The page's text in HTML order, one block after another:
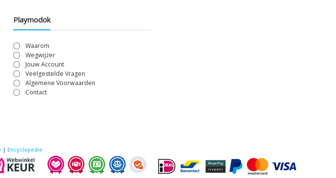
Playmodok
Waarom
Wegwijzer
Jouw Account
Veelgestelde Vragen
Algemene Voorwaarden
Contact
| Encyclopedie